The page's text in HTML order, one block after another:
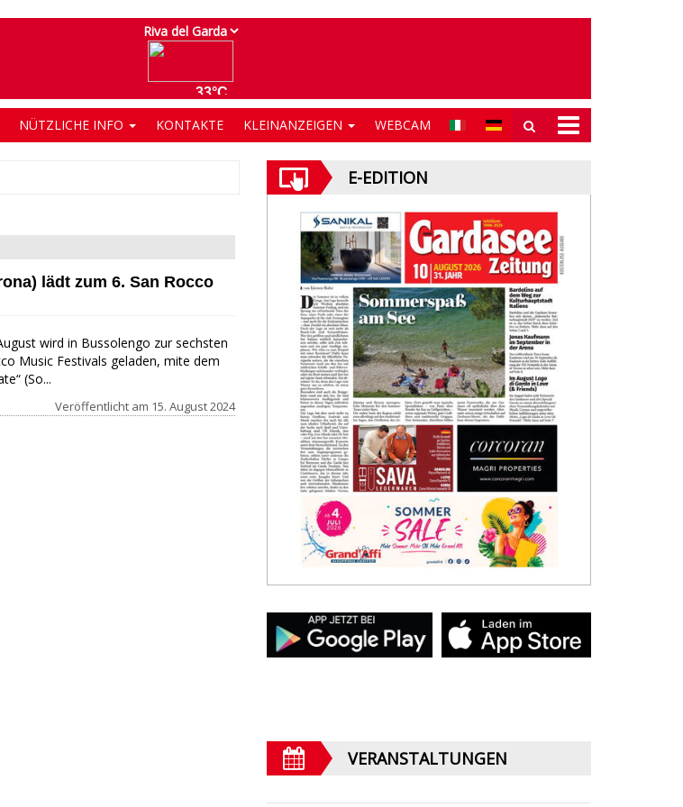
NÜTZLICHE INFO KONTAKTE KLEINANZEIGEN WEBCAM
lädt zum 6. San Rocco
wird in Bussolengo zur sechsten
Music Festivals geladen, mite dem
(So...
Veröffentlicht am 15. August 2024
E-EDITION
VERANSTALTUNGEN